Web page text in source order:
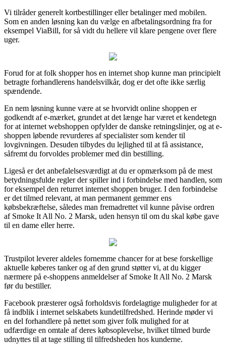
Vi tilråder generelt kortbestillinger eller betalinger med mobilen.
Som en anden løsning kan du vælge en afbetalingsordning fra for
eksempel ViaBill, for så vidt du hellere vil klare pengene over flere
uger.
Forud for at folk shopper hos en internet shop kunne man principielt
betragte forhandlerens handelsvilkår, dog er det ofte ikke særlig
spændende.
En nem løsning kunne være at se hvorvidt online shoppen er
godkendt af e-mærket, grundet at det længe har været et kendetegn
for at internet webshoppen opfylder de danske retningslinjer, og at e-
shoppen løbende revurderes af specialister som kender til
lovgivningen. Desuden tilbydes du lejlighed til at få assistance,
såfremt du forvoldes problemer med din bestilling.
Ligeså er det anbefalelsesværdigt at du er opmærksom på de mest
betydningsfulde regler der spiller ind i forbindelse med handlen, som
for eksempel den returret internet shoppen bruger. I den forbindelse
er det tilmed relevant, at man permanent gemmer ens
købsbekræftelse, således man fremadrettet vil kunne påvise ordren
af Smoke It All No. 2 Marsk, uden hensyn til om du skal købe gave
til en dame eller herre.
Trustpilot leverer aldeles fornemme chancer for at bese forskellige
aktuelle køberes tanker og af den grund støtter vi, at du kigger
nærmere på e-shoppens anmeldelser af Smoke It All No. 2 Marsk
før du bestiller.
Facebook præsterer også forholdsvis fordelagtige muligheder for at
få indblik i internet selskabets kundetilfredshed. Herinde møder vi
en del forhandlere på nettet som giver folk mulighed for at
udfærdige en omtale af deres købsoplevelse, hvilket tilmed burde
udnyttes til at tage stilling til tilfredsheden hos kunderne.